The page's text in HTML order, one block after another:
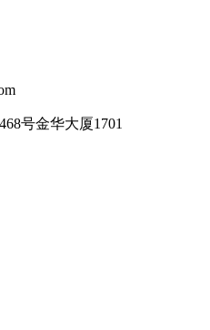
号金华大厦1701